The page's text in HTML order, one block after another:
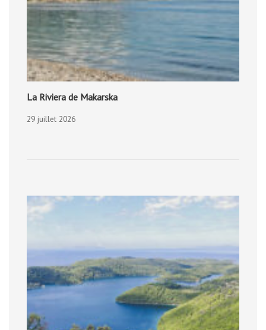
La Riviera de Makarska
29 juillet 2026